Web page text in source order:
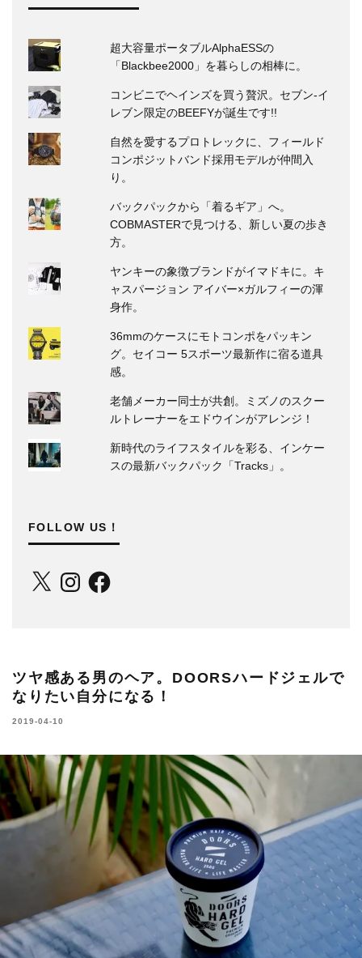
超大容量ポータブルAlphaESSの
「Blackbee2000」を暮らしの相棒に。
コンビニでヘインズを買う贅沢。セブン‐イ
レブン限定のBEEFYが誕生です!!
自然を愛するプロトレックに、フィールド
コンポジットバンド採用モデルが仲間入
り。
バックパックから「着るギア」へ。
COBMASTERで見つける、新しい夏の歩き
方。
ヤンキーの象徴ブランドがイマドキに。キ
ャスパージョン アイバー×ガルフィーの渾
身作。
36mmのケースにモトコンポをパッキン
グ。セイコー 5スポーツ最新作に宿る道具
感。
老舗メーカー同士が共創。ミズノのスクー
ルトレーナーをエドウインがアレンジ！
新時代のライフスタイルを彩る、インケー
スの最新バックパック「Tracks」。
FOLLOW US！
X InstagramFacebook
ツヤ感ある男のヘア。DOORSハードジェルで
なりたい自分になる！
2019-04-10